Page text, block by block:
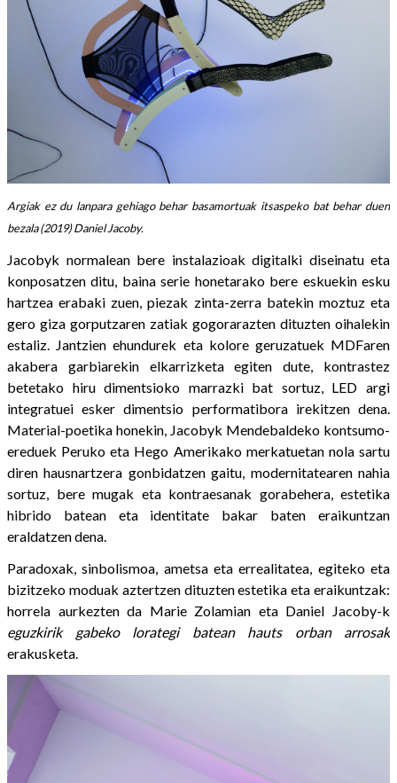
Argiak ez du lanpara gehiago behar basamortuak itsaspeko bat behar duen
bezala (2019) Daniel Jacoby.
Jacobyk normalean bere instalazioak digitalki diseinatu eta
konposatzen ditu, baina serie honetarako bere eskuekin esku
hartzea erabaki zuen, piezak zinta-zerra batekin moztuz eta
gero giza gorputzaren zatiak gogorarazten dituzten oihalekin
estaliz. Jantzien ehundurek eta kolore geruzatuek MDFaren
akabera garbiarekin elkarrizketa egiten dute, kontrastez
betetako hiru dimentsioko marrazki bat sortuz, LED argi
integratuei esker dimentsio performatibora irekitzen dena.
Material-poetika honekin, Jacobyk Mendebaldeko kontsumo-
ereduek Peruko eta Hego Amerikako merkatuetan nola sartu
diren hausnartzera gonbidatzen gaitu, modernitatearen nahia
sortuz, bere mugak eta kontraesanak gorabehera, estetika
hibrido batean eta identitate bakar baten eraikuntzan
eraldatzen dena.
Paradoxak, sinbolismoa, ametsa eta errealitatea, egiteko eta
bizitzeko moduak aztertzen dituzten estetika eta eraikuntzak:
horrela aurkezten da Marie Zolamian eta Daniel Jacoby-k
eguzkirik gabeko lorategi batean hauts orban arrosak
erakusketa.